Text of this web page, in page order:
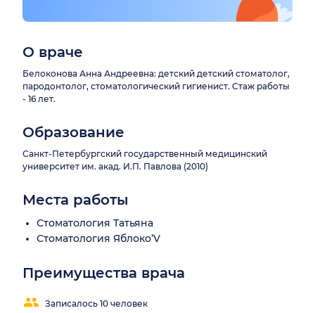
О враче
Белоконова Анна Андреевна: детский детский стоматолог,
пародонтолог, стоматологический гигиенист. Стаж работы
- 16 лет.
Образование
Санкт-Петербургский государственный медицинский
университет им. акад. И.П. Павлова (2010)
Места работы
Стоматология Татьяна
Стоматология Яблоко’V
Преимущества врача
Записалось 10 человек